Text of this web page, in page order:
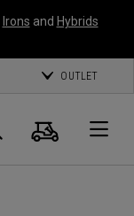
Irons and Hybrids
OUTLET
Panier